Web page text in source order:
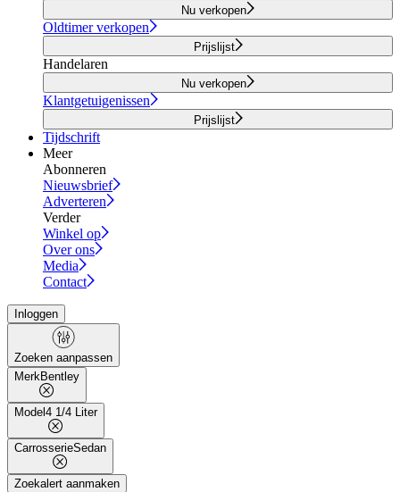
Nu verkopen
Oldtimer verkopen
Prijslijst
Handelaren
Nu verkopen
Klantgetuigenissen
Prijslijst
Tijdschrift
Meer
Abonneren
Nieuwsbrief
Adverteren
Verder
Winkel op
Over ons
Media
Contact
Inloggen
Zoeken aanpassen
MerkBentley
Model 4 1/4 Liter
CarrosserieSedan
Zoekalert aanmaken